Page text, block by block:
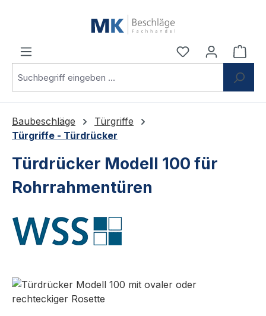
Du hast 0
Baubeschläge
Türgriffe
Türgriffe - Türdrücker
Türdrücker Modell 100 für
Rohrrahmentüren